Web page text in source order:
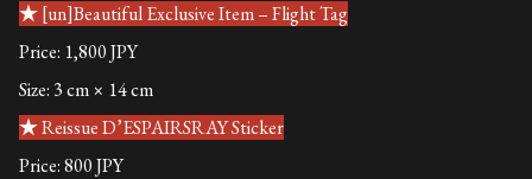
★ [un]Beautiful Exclusive Item – Flight Tag
Price: 1,800 JPY
Size: 3 cm × 14 cm
★ Reissue D’ESPAIRSRAY Sticker
Price: 800 JPY